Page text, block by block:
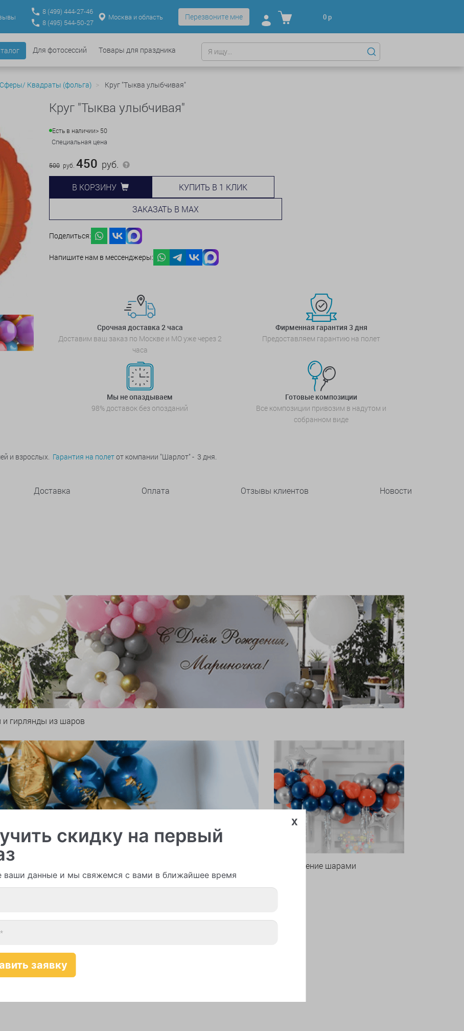
8 (499) 444-27-46
8 (495) 544-50-27
Москва и область Перезвоните мне 0р
Для фотосессий Товары для праздника
Квадраты (фольга) Круг "Тыква улыбчивая"
Круг "Тыква улыбчивая"
Есть в наличии> 50
Специальная цена
500 руб. 450 руб.
В КОРЗИНУ КУПИТЬ В 1 КЛИК
ЗАКАЗАТЬ В MAX
Поделиться:
Напишите нам в мессенджеры:
Срочная доставка 2 часа
Доставим ваш заказ по Москве и МО уже через 2
часа
Фирменная гарантия 3 дня
Предоставляем гарантию на полет
Мы не опаздываем
98% доставок без опозданий
Готовые композиции
Все композиции привозим в надутом и
собранном виде
и взрослых. Гарантия на полетот компании "Шарлот" - 3 дня.
Доставка Оплата Отзывы клиентов Новости
и гирлянды из шаров
Оформление шарами
x
скидку на первый
ваши данные и мы свяжемся с вами в ближайшее время